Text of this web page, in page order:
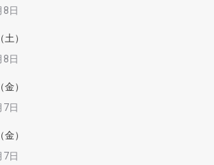
8日
）
8日
）
7日
）
7日